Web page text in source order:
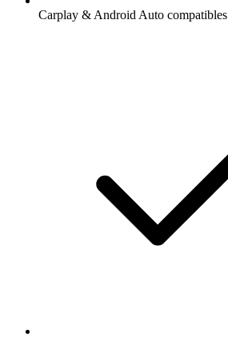
Carplay & Android Auto compatibles